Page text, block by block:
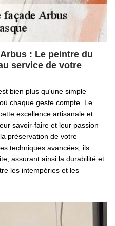
: Le peintre du
service de votre
bien plus qu'une simple
chaque geste compte. Le
excellence artisanale et
savoir-faire et leur passion
préservation de votre
techniques avancées, ils
assurant ainsi la durabilité et
les intempéries et les